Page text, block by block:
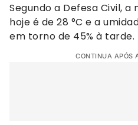
Segundo a Defesa Civil,
hoje é de 28 °C e a
em torno de 45% à tarde.
CONTINUA APÓS